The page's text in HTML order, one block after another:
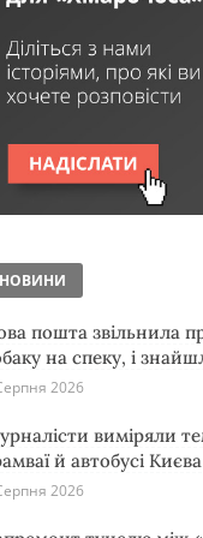
НОВИНИ
пошта звільнила
на спеку, і
2026
виміряли
й автобусі
2026